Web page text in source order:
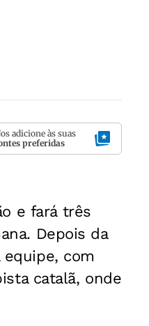
adicione às suas
preferidas
e fará três
Depois da
com
catalã, onde